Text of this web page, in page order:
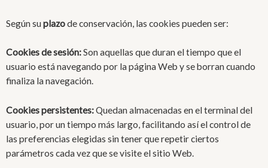
Según su plazode conservación, las cookies pueden ser:
Cookies de sesión:Son aquellas que duran el tiempo que el
usuario está navegando por la página Web y se borran cuando
finaliza la navegación.
Cookies persistentes:Quedan almacenadas en el terminal del
usuario, por un tiempo más largo, facilitando así el control de
las preferencias elegidas sin tener que repetir ciertos
parámetros cada vez que se visite el sitio Web.